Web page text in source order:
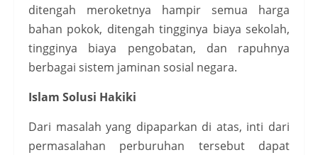
ditengah meroketnya hampir semua harga
bahan pokok, ditengah tingginya biaya sekolah,
tingginya biaya pengobatan, dan rapuhnya
berbagai sistem jaminan sosial negara.
Islam Solusi Hakiki
Dari masalah yang dipaparkan di atas, inti dari
permasalahan perburuhan tersebut dapat